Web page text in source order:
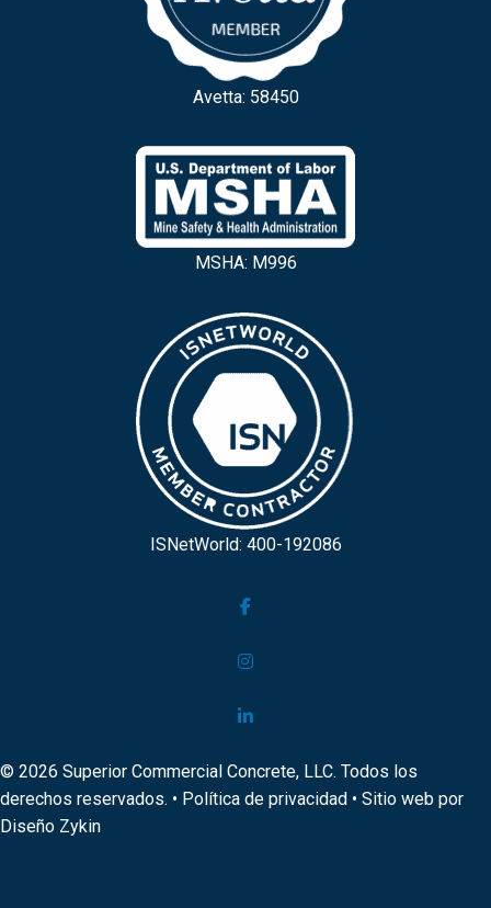
Avetta: 58450
MSHA: M996
ISNetWorld: 400-192086
© 2026 Superior Commercial Concrete, LLC. Todos los
derechos reservados. • Política de privacidad • Sitio web por
Diseño Zykin